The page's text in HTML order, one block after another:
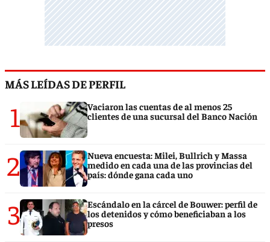
MÁS LEÍDAS DE PERFIL
1
Vaciaron las cuentas de al menos 25
clientes de una sucursal del Banco Nación
2
Nueva encuesta: Milei, Bullrich y Massa
medido en cada una de las provincias del
país: dónde gana cada uno
3
Escándalo en la cárcel de Bouwer: perfil de
los detenidos y cómo beneficiaban a los
presos